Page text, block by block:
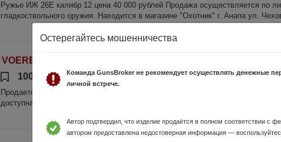
Ружье ИЖ 26Е калибр 12 цена 40 000 рублей Продажа осуществляется по
гладкоствольного оружия. Находится в магазине "Охотник" г. Анапа ул.
VOERE mod. 2165
100 000 руб.
Краснодарский край, АНАПА (Город)
Продается карабин VOERE mod. 2165 г.в. 2012 кал. 9,3х64 Товар
доступна услуга по бесплатному хранению купленного у нас оружия до
Остерегайтесь мошенничества
Команда GunsBroker не рекомендует осуществлять денежные
личной встрече.
Автор подтвердил, что изделие продаётся в полном соответствии с
автором предоставлена недостоверная информация —